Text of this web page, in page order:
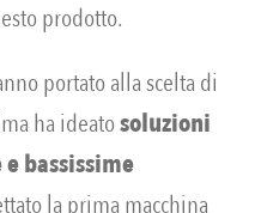
prodotto.
portato alla scelta di
ha ideatosoluzioni
bassissime
la prima macchina